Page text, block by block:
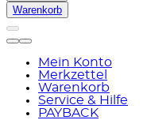
Warenkorb
Mein Konto
Merkzettel
Warenkorb
Service & Hilfe
PAYBACK